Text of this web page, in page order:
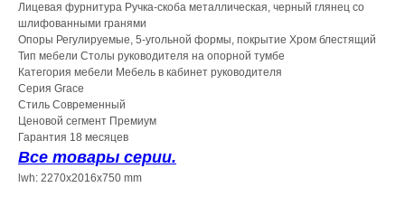
Лицевая фурнитура Ручка-скоба металлическая, черный глянец со
шлифованными гранями
Опоры Регулируемые, 5-угольной формы, покрытие Хром блестящий
Тип мебели Столы руководителя на опорной тумбе
Категория мебели Мебель в кабинет руководителя
Серия Grace
Стиль Современный
Ценовой сегмент Премиум
Гарантия 18 месяцев
Все товары серии.
lwh: 2270x2016x750 mm